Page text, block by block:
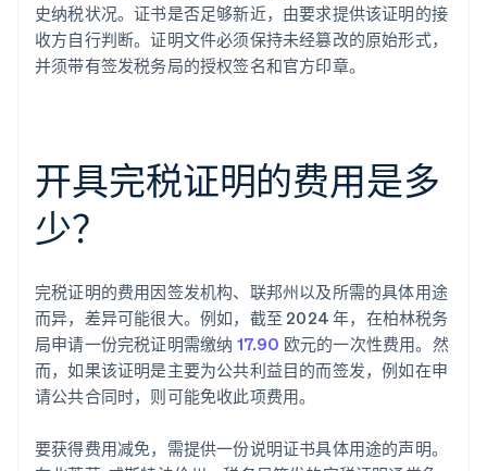
史纳税状况。证书是否足够新近，由要求提供该证明的接
收方自行判断。证明文件必须保持未经篡改的原始形式，
并须带有签发税务局的授权签名和官方印章。
开具完税证明的费用是多
少？
完税证明的费用因签发机构、联邦州以及所需的具体用途
而异，差异可能很大。例如，截至 2024 年，在柏林税务
局申请一份完税证明需缴纳 17.90 欧元的一次性费用。然
而，如果该证明是主要为公共利益目的而签发，例如在申
请公共合同时，则可能免收此项费用。
要获得费用减免，需提供一份说明证书具体用途的声明。
爱尔兰